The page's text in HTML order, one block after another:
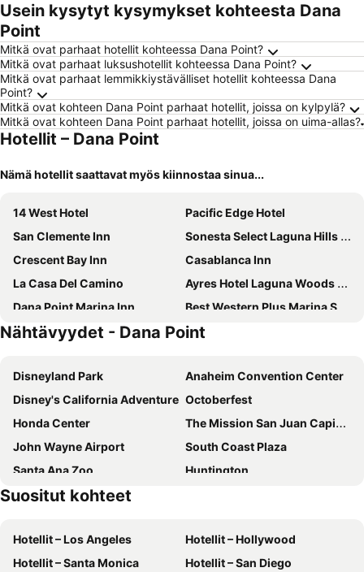
Usein kysytyt kysymykset kohteesta Dana
Point
Mitkä ovat parhaat hotellit kohteessa Dana Point?
Mitkä ovat parhaat luksushotellit kohteessa Dana Point?
Mitkä ovat parhaat lemmikkiystävälliset hotellit kohteessa Dana
Point?
Mitkä ovat kohteen Dana Point parhaat hotellit, joissa on kylpylä?
Mitkä ovat kohteen Dana Point parhaat hotellit, joissa on uima-allas?
Hotellit – Dana Point
Nämä hotellit saattavat myös kiinnostaa sinua...
14 West Hotel
Pacific Edge Hotel
San Clemente Inn
Sonesta Select Laguna Hills Irvine Spectrum
Crescent Bay Inn
Casablanca Inn
La Casa Del Camino
Ayres Hotel Laguna Woods - Aliso Viejo
Dana Point Marina Inn
Best Western Plus Marina Shores Hotel
Casa Laguna Hotel & Spa
Laguna Hills Lodge
Marriott's Newport Coast Villas
Nähtävyydet - Dana Point
Disneyland Park
Anaheim Convention Center
Disney's California Adventure Octoberfest
Honda Center
The Mission San Juan Capistrano
John Wayne Airport
South Coast Plaza
Santa Ana Zoo
Huntington
Annual Pier Swim
Knott's Berry Farm
Adventure City
Pier View North
City National Grove of Anaheim
Suositut kohteet
Hotellit – Los Angeles
Hotellit – Hollywood
Hotellit – Santa Monica
Hotellit – San Diego